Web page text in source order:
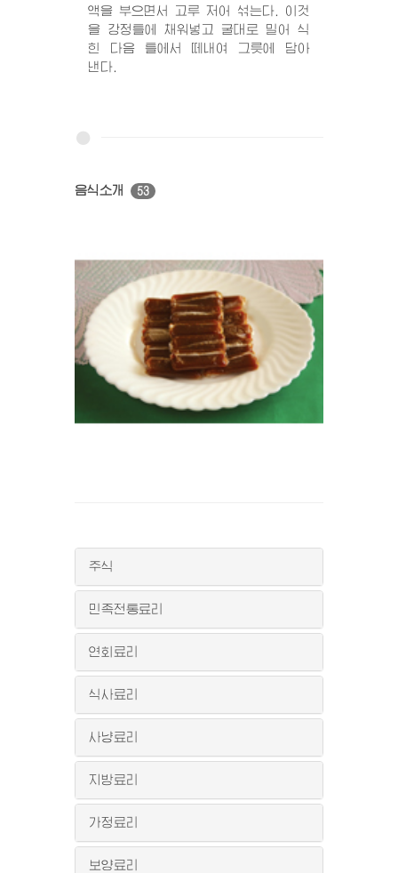
액을 부으면서 고루 저어 섞는다. 이것
을 강정틀에 채워넣고 굴대로 밀어 식
힌 다음 틀에서 떼내여 그릇에 담아
낸다.
음식소개 53
주식
민족전통료리
연회료리
식사료리
사냥료리
지방료리
가정료리
보양료리